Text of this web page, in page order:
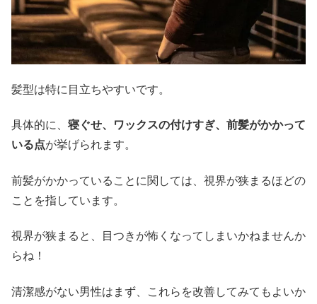
髪型は特に目立ちやすいです。
具体的に、 寝ぐせ、ワックスの付けすぎ、前髪がかかって
いる点が挙げられます。
前髪がかかっていることに関しては、視界が狭まるほどの
ことを指しています。
視界が狭まると、目つきが怖くなってしまいかねませんか
らね！
清潔感がない男性はまず、これらを改善してみてもよいか